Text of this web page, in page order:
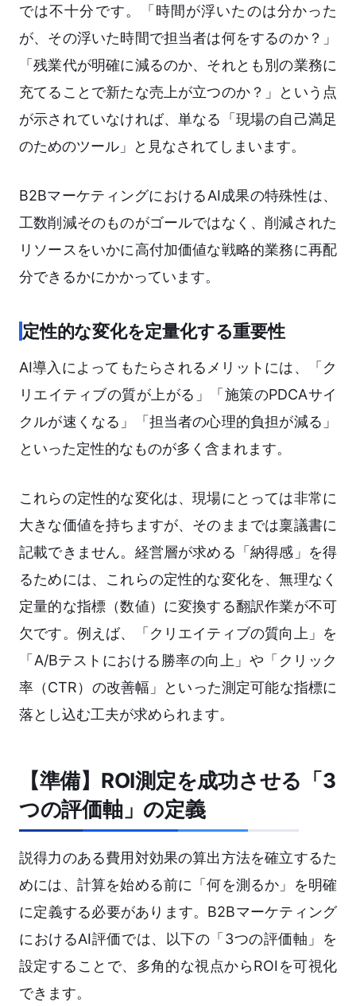
では不十分です。「時間が浮いたのは分かった
が、その浮いた時間で担当者は何をするのか？」
「残業代が明確に減るのか、それとも別の業務に
充てることで新たな売上が立つのか？」という点
が示されていなければ、単なる「現場の自己満足
のためのツール」と見なされてしまいます。
B2BマーケティングにおけるAI成果の特殊性は、
工数削減そのものがゴールではなく、削減された
リソースをいかに高付加価値な戦略的業務に再配
分できるかにかかっています。
定性的な変化を定量化する重要性
AI導入によってもたらされるメリットには、「ク
リエイティブの質が上がる」「施策のPDCAサイ
クルが速くなる」「担当者の心理的負担が減る」
といった定性的なものが多く含まれます。
これらの定性的な変化は、現場にとっては非常に
大きな価値を持ちますが、そのままでは稟議書に
記載できません。経営層が求める「納得感」を得
るためには、これらの定性的な変化を、無理なく
定量的な指標（数値）に変換する翻訳作業が不可
欠です。例えば、「クリエイティブの質向上」を
「A/Bテストにおける勝率の向上」や「クリック
率（CTR）の改善幅」といった測定可能な指標に
落とし込む工夫が求められます。
【準備】ROI測定を成功させる「3
つの評価軸」の定義
説得力のある費用対効果の算出方法を確立するた
めには、計算を始める前に「何を測るか」を明確
に定義する必要があります。B2Bマーケティング
におけるAI評価では、以下の「3つの評価軸」を
設定することで、多角的な視点からROIを可視化
できます。